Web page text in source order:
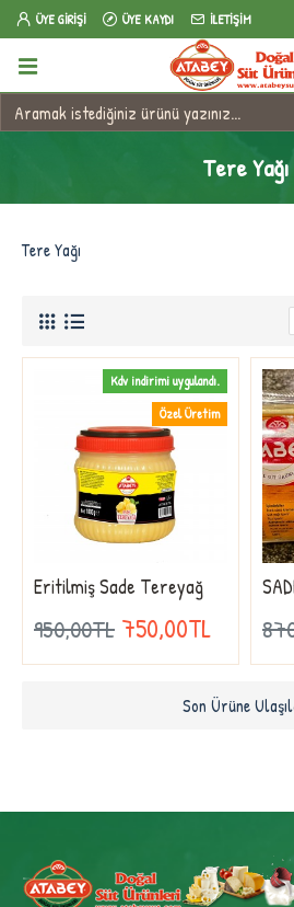
ÜYE GIRIŞI ÜYE KAYDI İLETIŞIM
Tere Yağı
Tere Yağı
Özel Üretim
Kdv indirimi uygulandı.
Eritilmiş Sade Tereyağ
950,00TL 750,00TL
Son Ürüne